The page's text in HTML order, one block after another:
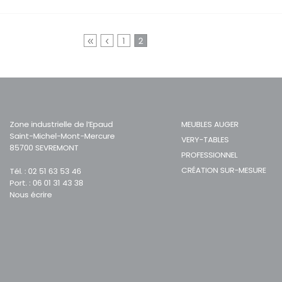
1 2
Zone industrielle de l’Epaud
Saint-Michel-Mont-Mercure
85700 SEVREMONT
Tél. : 02 51 63 53 46
Port. : 06 01 31 43 38
Nous écrire
MEUBLES AUGER
VERY-TABLES
PROFESSIONNEL
CRÉATION SUR-MESURE